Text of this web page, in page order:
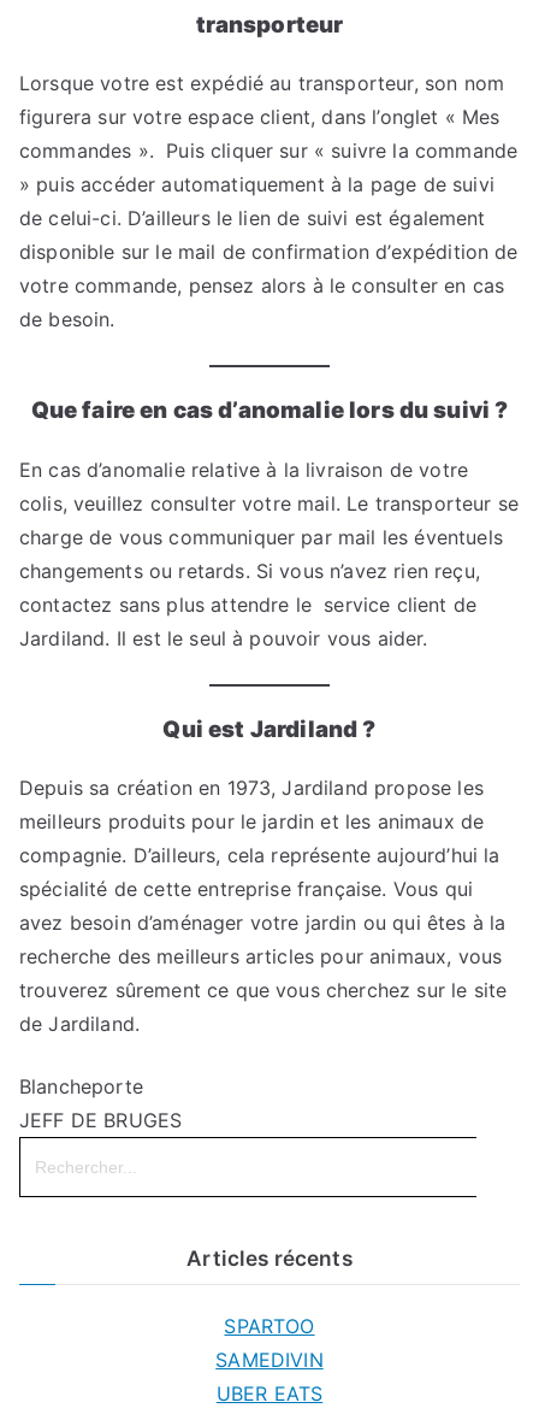
transporteur
Lorsque votre est expédié au transporteur, son nom
figurera sur votre espace client, dans l’onglet « Mes
commandes ». Puis cliquer sur « suivre la commande
» puis accéder automatiquement à la page de suivi
de celui-ci. D’ailleurs le lien de suivi est également
disponible sur le mail de confirmation d’expédition de
votre commande, pensez alors à le consulter en cas
de besoin.
Que faire en cas d’anomalie lors du suivi ?
En cas d’anomalie relative à la livraison de votre
colis, veuillez consulter votre mail. Le transporteur se
charge de vous communiquer par mail les éventuels
changements ou retards. Si vous n’avez rien reçu,
contactez sans plus attendre le service client de
Jardiland. Il est le seul à pouvoir vous aider.
Qui est Jardiland ?
Depuis sa création en 1973, Jardiland propose les
meilleurs produits pour le jardin et les animaux de
compagnie. D’ailleurs, cela représente aujourd’hui la
spécialité de cette entreprise française. Vous qui
avez besoin d’aménager votre jardin ou qui êtes à la
recherche des meilleurs articles pour animaux, vous
trouverez sûrement ce que vous cherchez sur le site
de Jardiland.
Blancheporte
JEFF DE BRUGES
Search
for:
Articles récents
SPARTOO
SAMEDIVIN
UBER EATS